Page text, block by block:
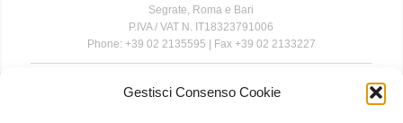
Gestisci Consenso Cookie
Segrate, Roma e Bari
P.IVA / VAT N. IT18323791006
Phone: +39 02 2135595 | Fax +39 02 2133227
The information contained in this website is for general information